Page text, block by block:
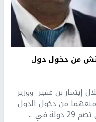
من دخول دول
إيتمار بن غفير ووزير
من دخول الدول
في ...